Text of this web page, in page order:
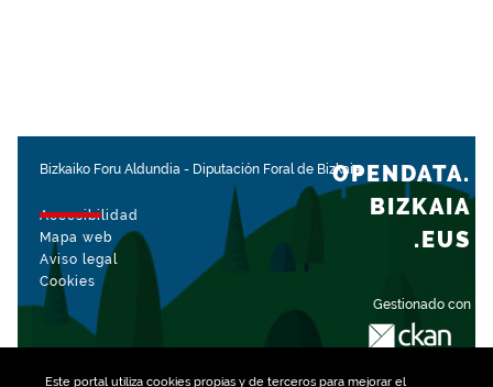
Este portal utiliza cookiespropias y de terceros para mejorar el
Bizkaiko Foru Aldundia - Diputación Foral de Bizkaia
Accesibilidad
Mapa web
Aviso legal
Cookies
Gestionado con
OPENDATA.
BIZKAIA
.EUS